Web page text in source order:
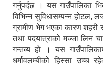
गर्नुपर्दछ । यस गाउँपालिका
विभिन्न सुविधासम्पन्न होटल,
ग्रामीण भेग भएका कारण शहरी
तथा पदयात्राको मज्जा लिन
गन्तब्य हो । यस
धर्मावलम्बीको हिस्सा उच्च